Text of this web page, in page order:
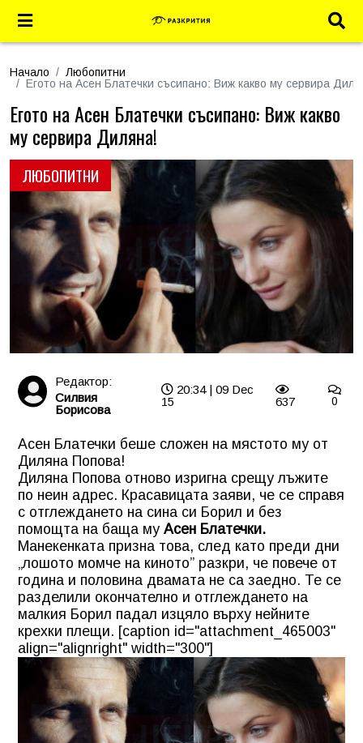
Начало
Любопитни
Егото на Асен Блатечки съсипано: Виж какво му сервира
ЛЮБОПИТНИ
Егото на Асен Блатечки съсипано: Виж какво
му сервира Диляна!
Редактор:
Силвия
Борисова
20:34 | 09 Dec
15
637 0
Асен Блатечки беше сложен на мястото му от
Диляна Попова!
Диляна Попова отново изригна срещу лъжите
по неин адрес. Красавицата заяви, че се справя
с отглеждането на сина си Борил и без
помощта на баща му Асен Блатечки.
Манекенката призна това, след като преди дни
„лошото момче на киното” разкри, че повече от
година и половина двамата не са заедно. Те се
разделили окончателно и отглеждането на
малкия Борил падал изцяло върху нейните
крехки плещи. [caption id="attachment_465003"
align="alignright" width="300"]